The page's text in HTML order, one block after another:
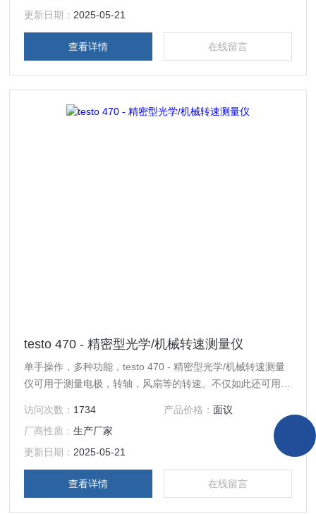
更新日期： 2025-05-21
查看详情 在线留言
testo 470 - 精密型光学/机械转速测量仪
单手操作，多种功能，testo 470 - 精密型光学/机械转速测量
仪可用于测量电极，转轴，风扇等的转速。不仅如此还可用于
访问次数： 1734 产品价格： 面议
厂商性质：生产厂家
更新日期： 2025-05-21
查看详情 在线留言